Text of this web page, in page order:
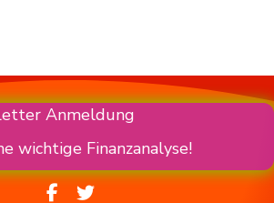
Anmeldung
wichtige Finanzanalyse!